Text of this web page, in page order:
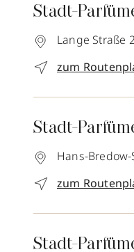
Stadt-
Lange Straße
zum
Stadt-
Hans-Bredow-
zum
Stadt-